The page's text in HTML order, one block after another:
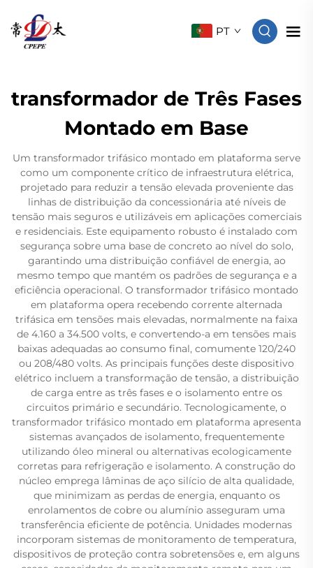
PT
transformador de Três Fases
Montado em Base
Um transformador trifásico montado em plataforma serve
como um componente crítico de infraestrutura elétrica,
projetado para reduzir a tensão elevada proveniente das
linhas de distribuição da concessionária até níveis de
tensão mais seguros e utilizáveis em aplicações comerciais
e residenciais. Este equipamento robusto é instalado com
segurança sobre uma base de concreto ao nível do solo,
garantindo uma distribuição confiável de energia, ao
mesmo tempo que mantém os padrões de segurança e a
eficiência operacional. O transformador trifásico montado
em plataforma opera recebendo corrente alternada
trifásica em tensões mais elevadas, normalmente na faixa
de 4.160 a 34.500 volts, e convertendo-a em tensões mais
baixas adequadas ao consumo final, comumente 120/240
ou 208/480 volts. As principais funções deste dispositivo
elétrico incluem a transformação de tensão, a distribuição
de carga entre as três fases e o isolamento entre os
circuitos primário e secundário. Tecnologicamente, o
transformador trifásico montado em plataforma apresenta
sistemas avançados de isolamento, frequentemente
utilizando óleo mineral ou alternativas ecologicamente
corretas para refrigeração e isolamento. A construção do
núcleo emprega lâminas de aço silício de alta qualidade,
que minimizam as perdas de energia, enquanto os
enrolamentos de cobre ou alumínio asseguram uma
transferência eficiente de potência. Unidades modernas
incorporam sistemas de monitoramento de temperatura,
dispositivos de proteção contra sobretensões e, em alguns